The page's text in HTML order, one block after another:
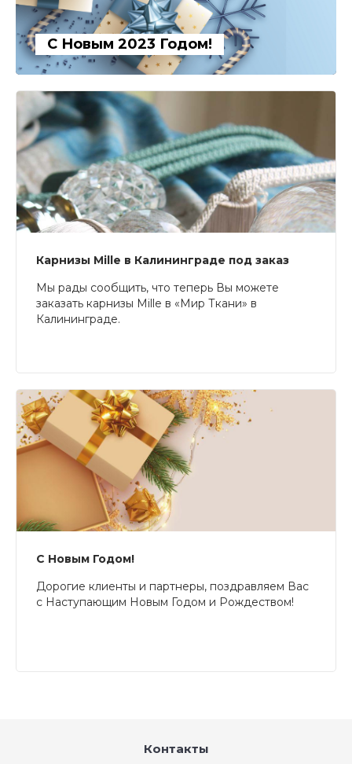
С Новым 2023 Годом!
Карнизы Mille в Калининграде под заказ
Мы рады сообщить, что теперь Вы можете
заказать карнизы Mille в «Мир Ткани» в
Калининграде.
С Новым Годом!
Дорогие клиенты и партнеры, поздравляем Вас
с Наступающим Новым Годом и Рождеством!
Контакты